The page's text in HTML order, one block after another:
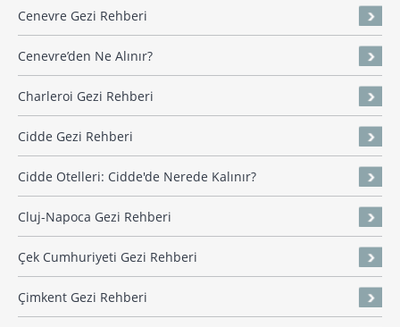
Cenevre Gezi Rehberi
Cenevre’den Ne Alınır?
Charleroi Gezi Rehberi
Cidde Gezi Rehberi
Cidde Otelleri: Cidde'de Nerede Kalınır?
Cluj-Napoca Gezi Rehberi
Çek Cumhuriyeti Gezi Rehberi
Çimkent Gezi Rehberi